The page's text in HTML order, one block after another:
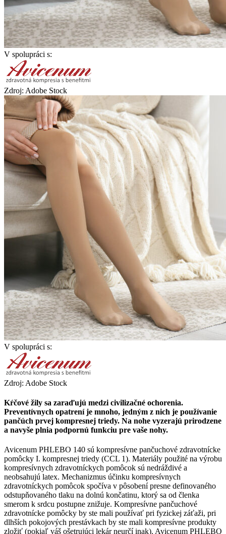
V spolupráci s:
Zdroj: Adobe Stock
V spolupráci s:
Zdroj: Adobe Stock
Kŕčové žily sa zaraďujú medzi civilizačné ochorenia.
Preventívnych opatrení je mnoho, jedným z nich je používanie
pančúch prvej kompresnej triedy. Na nohe vyzerajú prirodzene
a navyše plnia podpornú funkciu pre vaše nohy.
Avicenum PHLEBO 140 sú kompresívne pančuchové zdravotnícke
pomôcky I. kompresnej triedy (CCL 1). Materiály použité na výrobu
kompresívnych zdravotníckych pomôcok sú nedráždivé a
neobsahujú latex. Mechanizmus účinku kompresívnych
zdravotníckych pomôcok spočíva v pôsobení presne definovaného
odstupňovaného tlaku na dolnú končatinu, ktorý sa od členka
smerom k srdcu postupne znižuje. Kompresívne pančuchové
zdravotnícke pomôcky by ste mali používať pri fyzickej záťaži, pri
dlhších pokojových prestávkach by ste mali kompresívne produkty
zložiť (pokiaľ váš ošetrujúci lekár neurčí inak). Avicenum PHLEBO